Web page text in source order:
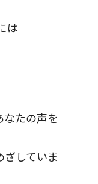
は
なたの声を
していま